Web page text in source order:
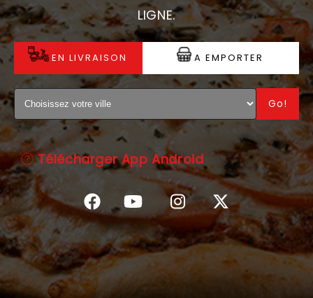
C.G.V
LIGNE.
EN LIVRAISON A EMPORTER
Go!
Télécharger App Android